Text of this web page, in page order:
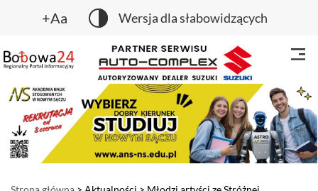
+Aa Wersja dla słabowidzących